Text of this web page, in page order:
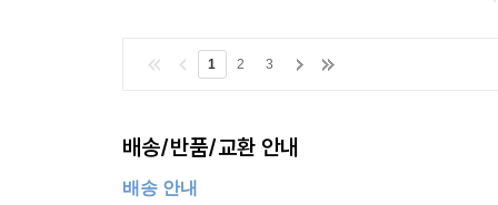
1 2 3
배송/반품/교환 안내
배송 안내